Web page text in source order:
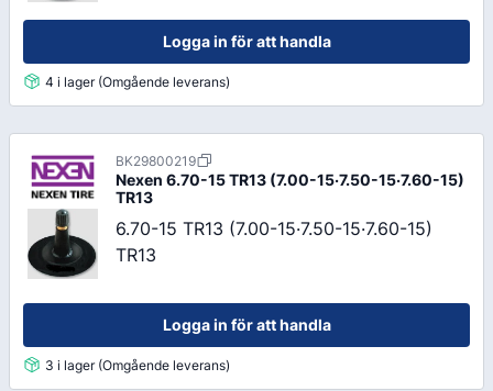
Logga in för att handla
4 i lager (Omgående leverans)
BK29800219
Nexen 6.70-15 TR13 (7.00-15·7.50-15·7.60-15)
TR13
6.70-15 TR13 (7.00-15·7.50-15·7.60-15)
TR13
Logga in för att handla
3 i lager (Omgående leverans)